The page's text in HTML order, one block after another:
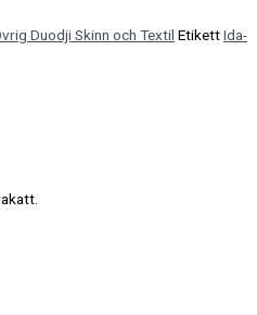
Duodji Skinn och Textil EtikettIda-